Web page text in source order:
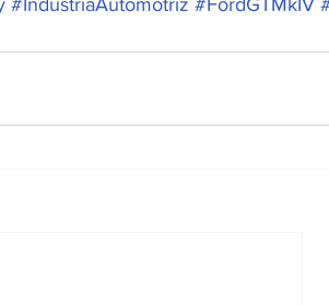
#IndustriaAutomotriz #FordGTMkIV